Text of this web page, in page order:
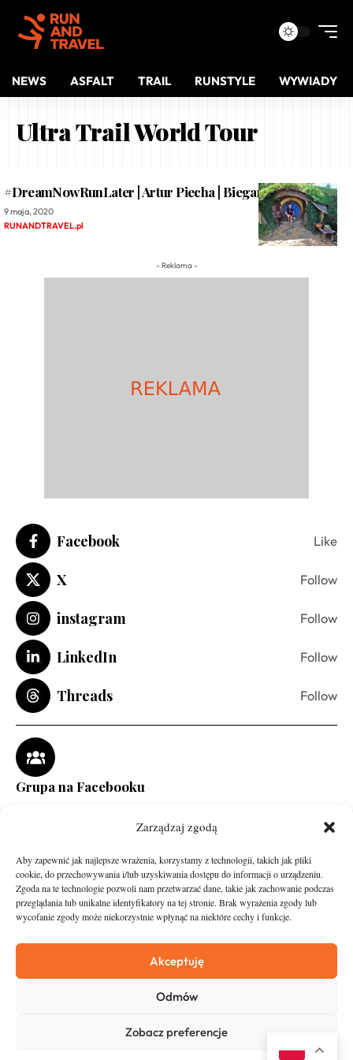
Zarządzaj zgodą
Aby zapewnić jak najlepsze wrażenia, korzystamy z technologii, takich jak pliki
cookie, do przechowywania i/lub uzyskiwania dostępu do informacji o urządzeniu.
Zgoda na te technologie pozwoli nam przetwarzać dane, takie jak zachowanie podczas
przeglądania lub unikalne identyfikatory na tej stronie. Brak wyrażenia zgody lub
wycofanie zgody może niekorzystnie wpłynąć na niektóre cechy i funkcje.
Akceptuję
Odmów
Zobacz preferencje
NEWS ASFALT TRAIL RUNSTYLE WYWIADY
Ultra Trail World Tour
#DreamNowRunLater | Artur Piecha | Biegam i zwiedzam
9 maja, 2020
RUNANDTRAVEL.pl
- Reklama -
Facebook Like
X Follow
instagram Follow
LinkedIn Follow
Threads Follow
Grupa na Facebooku
Asfalt
O nas
Zostań Patronem
Kontakt